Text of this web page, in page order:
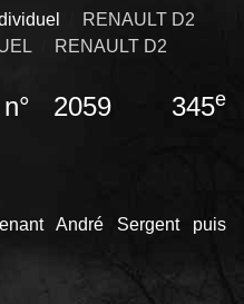
RENAULT D2
RENAULT D2
n° 2059 345e
André Sergent puis